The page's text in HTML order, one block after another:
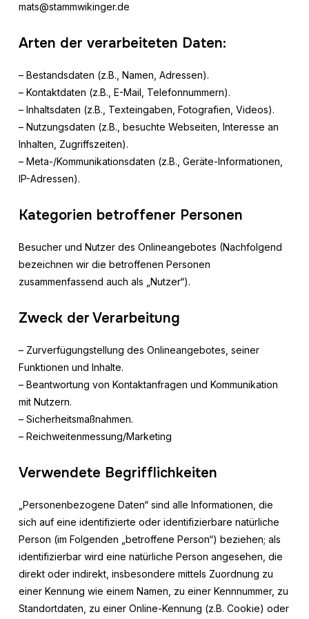
mats@stammwikinger.de
Arten der verarbeiteten Daten:
– Bestandsdaten (z.B., Namen, Adressen).
– Kontaktdaten (z.B., E-Mail, Telefonnummern).
– Inhaltsdaten (z.B., Texteingaben, Fotografien, Videos).
– Nutzungsdaten (z.B., besuchte Webseiten, Interesse an
Inhalten, Zugriffszeiten).
– Meta-/Kommunikationsdaten (z.B., Geräte-Informationen,
IP-Adressen).
Kategorien betroffener Personen
Besucher und Nutzer des Onlineangebotes (Nachfolgend
bezeichnen wir die betroffenen Personen
zusammenfassend auch als „Nutzer“).
Zweck der Verarbeitung
– Zurverfügungstellung des Onlineangebotes, seiner
Funktionen und Inhalte.
– Beantwortung von Kontaktanfragen und Kommunikation
mit Nutzern.
– Sicherheitsmaßnahmen.
– Reichweitenmessung/Marketing
Verwendete Begrifflichkeiten
„Personenbezogene Daten“ sind alle Informationen, die
sich auf eine identifizierte oder identifizierbare natürliche
Person (im Folgenden „betroffene Person“) beziehen; als
identifizierbar wird eine natürliche Person angesehen, die
direkt oder indirekt, insbesondere mittels Zuordnung zu
einer Kennung wie einem Namen, zu einer Kennnummer, zu
Standortdaten, zu einer Online-Kennung (z.B. Cookie) oder